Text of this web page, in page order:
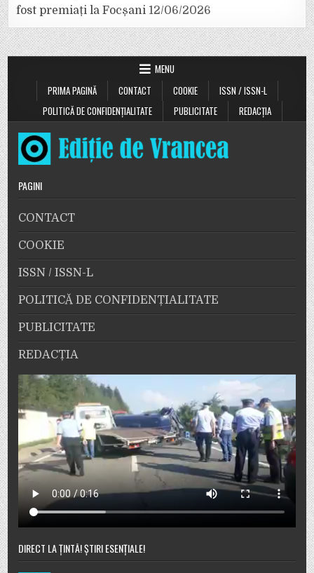
fost premiați la Focșani 12/06/2026
MENU
PRIMA PAGINĂ
CONTACT COOKIE
ISSN / ISSN-L
POLITICĂ DE CONFIDENȚIALITATE
PUBLICITATE REDACȚIA
PAGINI
CONTACT
COOKIE
ISSN / ISSN-L
POLITICĂ DE CONFIDENȚIALITATE
PUBLICITATE
REDACȚIA
DIRECT LA ȚINTĂ! ȘTIRI ESENȚIALE!